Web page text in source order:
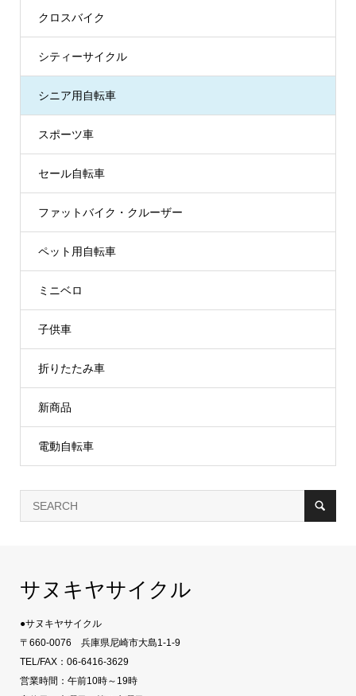
クロスバイク
シティーサイクル
シニア用自転車
スポーツ車
セール自転車
ファットバイク・クルーザー
ペット用自転車
ミニベロ
子供車
折りたたみ車
新商品
電動自転車
サヌキヤサイクル
●サヌキヤサイクル
〒660-0076 兵庫県尼崎市大島1-1-9
TEL/FAX：06-6416-3629
営業時間：午前10時～19時